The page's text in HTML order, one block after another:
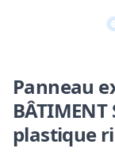
Panneau
BÂTIMENT
plastique